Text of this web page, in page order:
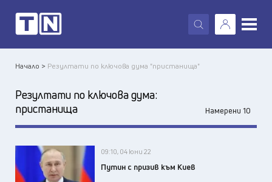
X
Начало > Резултати по ключова дума "пристанища"
Резултати по ключова дума:
пристанища
Намерени 10
09:10, 04 юни 22
Путин с призив към Киев